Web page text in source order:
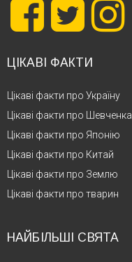
ЦІКАВІ ФАКТИ
Цікаві факти про Україну
Цікаві факти про Шевченка
Цікаві факти про Японію
Цікаві факти про Китай
Цікаві факти про Землю
Цікаві факти про тварин
НАЙБІЛЬШІ СВЯТА